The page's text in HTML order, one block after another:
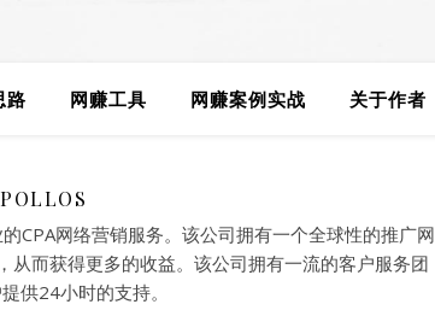
路 网赚工具 网赚案例实战 关于作者
CPA网络营销服务。该公司拥有一个全球性的推广网
而获得更多的收益。该公司拥有一流的客户服务团
供24小时的支持。